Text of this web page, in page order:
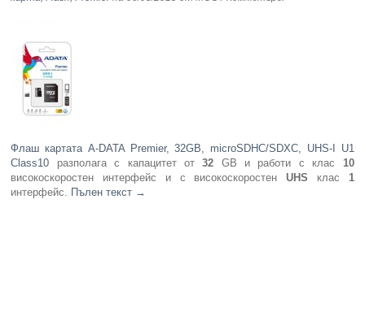
Флаш картата A-DATA Premier, 32GB, microSDHC/SDXC, UHS-I U1
Class10 разполага с капацитет от32 GB и работи с клас 10
високоскоростен интерфейс и с високоскоростенUHS клас 1
интерфейс. Пълен текст →